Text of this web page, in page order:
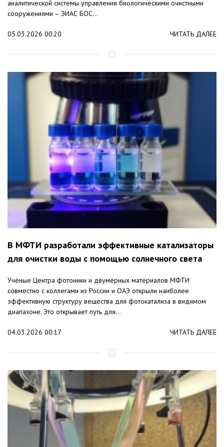
аналитической системы управления биологическими очистными
сооружениями – ЭИАС БОС...
05.03.2026 00:20 ЧИТАТЬ ДАЛЕЕ
В МФТИ разработали эффективные катализаторы
для очистки воды с помощью солнечного света
Учёные Центра фотоники и двумерных материалов МФТИ
совместно с коллегами из России и ОАЭ открыли наиболее
эффективную структуру вещества для фотокатализа в видимом
диапазоне. Это открывает путь для...
04.03.2026 00:17 ЧИТАТЬ ДАЛЕЕ